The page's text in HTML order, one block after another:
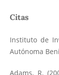
Citas
Instituto de
Autónoma
Adams, R.